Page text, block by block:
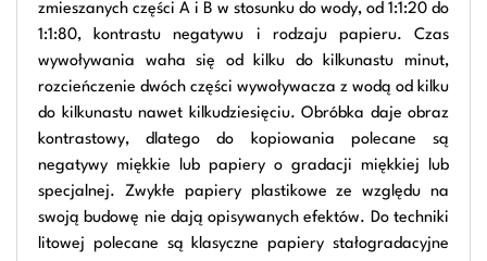
zmieszanych części A i B w stosunku do wody, od 1:1:20 do
1:1:80, kontrastu negatywu i rodzaju papieru. Czas
wywoływania waha się od kilku do kilkunastu minut,
rozcieńczenie dwóch części wywoływacza z wodą od kilku
do kilkunastu nawet kilkudziesięciu. Obróbka daje obraz
kontrastowy, dlatego do kopiowania polecane są
negatywy miękkie lub papiery o gradacji miękkiej lub
specjalnej. Zwykłe papiery plastikowe ze względu na
swoją budowę nie dają opisywanych efektów. Do techniki
litowej polecane są klasyczne papiery stałogradacyjne